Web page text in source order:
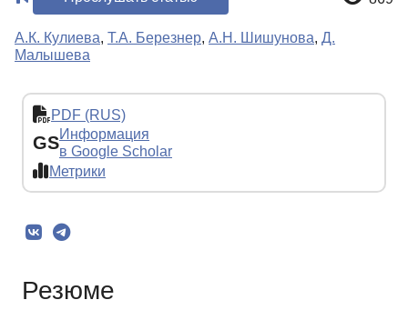
А.К. Кулиева, Т.А. Березнер, А.Н. Шишунова, Д.
Малышева
PDF (RUS)
GSИнформация
в Google Scholar
Метрики
Резюме